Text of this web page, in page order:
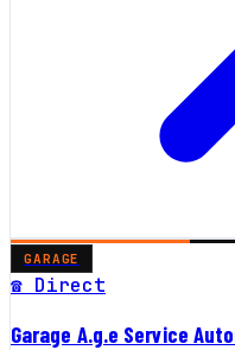
GARAGE
☎ Direct
Garage A.g.e Service